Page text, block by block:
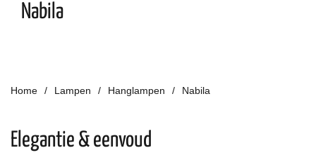
Nabila
Home Lampen Hanglampen Nabila
Elegantie & eenvoud